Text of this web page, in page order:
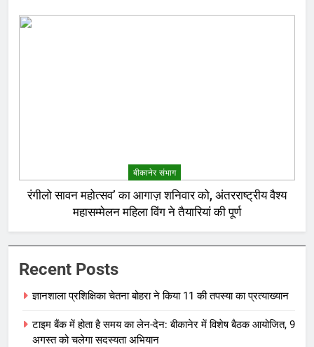
बीकानेर संभाग
रंगीलो सावन महोत्सव’ का आगाज़ शनिवार को, अंतरराष्ट्रीय वैश्य
महासम्मेलन महिला विंग ने तैयारियां की पूर्ण
Recent Posts
ज्ञानशाला प्रशिक्षिका चेतना बोहरा ने किया 11 की तपस्या का प्रत्याख्यान
टाइम बैंक में होता है समय का लेन-देन: बीकानेर में विशेष बैठक आयोजित, 9
अगस्त को चलेगा सदस्यता अभियान